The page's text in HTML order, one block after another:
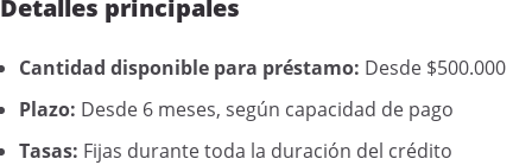
Detalles principales
Cantidad disponible para préstamo: Desde $500.000
Plazo: Desde 6 meses, según capacidad de pago
Tasas: Fijas durante toda la duración del crédito